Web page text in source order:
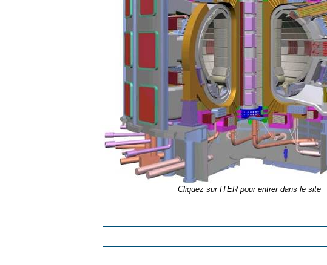
Cliquez sur ITER pour entrer dans le site